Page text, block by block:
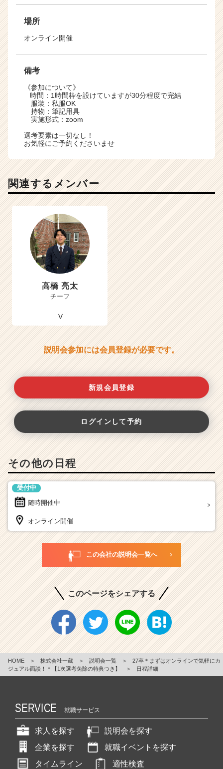
場所
オンライン開催
備考
《参加について》
時間：1時間枠を設けていますが30分程度で完結
服装：私服OK
持物：筆記用具
実施形式：zoom
選考要素は一切なし！
お気軽にご予約くださいませ
関連するメンバー
高橋 亮太
チーフ
説明会参加には会員登録が必要です。
新規会員登録
ログインして予約
その他の日程
随時開催中
受付中
オンライン開催
この会社の説明会一覧へ
このページをシェアする
HOME ＞ 株式会社一蔵 ＞ 説明会一覧 ＞
27卒＊まずはオンラインで気軽にカ
ジュアル面談！＊【1次選考免除の特典つき】
＞ 日程詳細
SERVICE 就職サービス
求人を探す
説明会を探す
企業を探す
就職イベントを探す
タイムライン
適性検査